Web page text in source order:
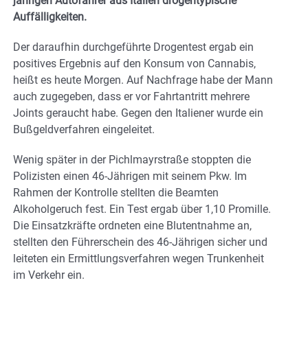
Auffälligkeiten.
Der daraufhin durchgeführte Drogentest ergab ein
positives Ergebnis auf den Konsum von Cannabis,
heißt es heute Morgen. Auf Nachfrage habe der Mann
auch zugegeben, dass er vor Fahrtantritt mehrere
Joints geraucht habe. Gegen den Italiener wurde ein
Bußgeldverfahren eingeleitet.
Wenig später in der Pichlmayrstraße stoppten die
Polizisten einen 46-Jährigen mit seinem Pkw. Im
Rahmen der Kontrolle stellten die Beamten
Alkoholgeruch fest. Ein Test ergab über 1,10 Promille.
Die Einsatzkräfte ordneten eine Blutentnahme an,
stellten den Führerschein des 46-Jährigen sicher und
leiteten ein Ermittlungsverfahren wegen Trunkenheit
im Verkehr ein.